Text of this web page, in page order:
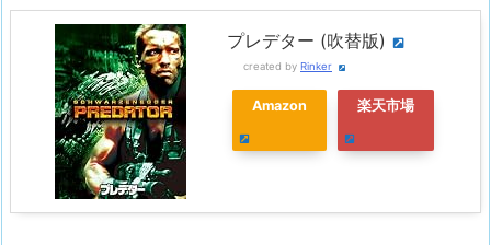
プレデター (吹替版)
created by Rinker
Amazon 楽天市場